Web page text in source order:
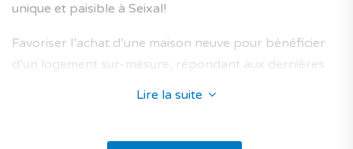
unique et paisible à Seixal!
Favoriser l’achat d’une maison neuve pour bénéficier
d’un logement sur-mesure, répondant aux dernières
Lire la suite